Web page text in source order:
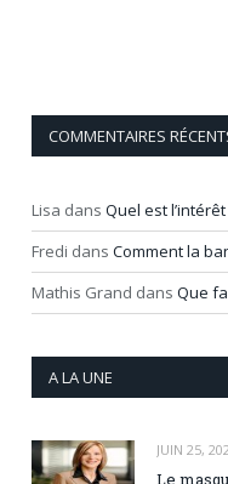
COMMENTAIRES
Lisa dans Quel est
Fredi dans Comment la
Mathis Grand dans Que
A LA UNE
JUIN 25,
Le